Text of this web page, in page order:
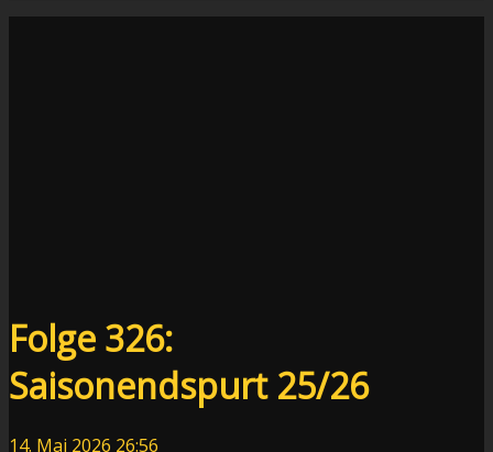
Folge 326:
Saisonendspurt 25/26
14. Mai 2026 26:56